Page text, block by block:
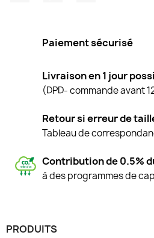
Paiement sécurisé
Livraison en 1 jour
(DPD- commande avant
Retour si erreur de
Tableau de
Contribution de 0.5%
à des programmes de
PRODUITS